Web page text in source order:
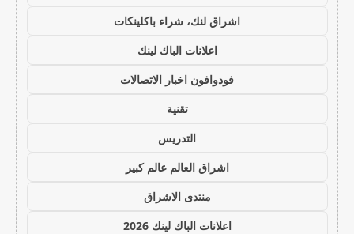
اشراق لنك، شراء باكلينكات
اعلانات الباك لينك
فودوافون اخبار الاتصالات
تقنية
التدريس
اشراق العالم عالم كبير
منتدى الاشراق
اعلانات الباك لينك 2026